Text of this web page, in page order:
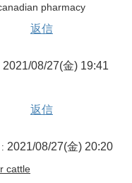
pharmacy
返信
2021/08/27(金) 19:41
返信
2021/08/27(金) 20:20
cattle